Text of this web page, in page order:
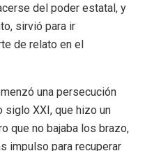
del poder estatal, y
sirvió para ir
de relato en el
una persecución
siglo XXI, que hizo un
que no bajaba los brazo,
impulso para recuperar